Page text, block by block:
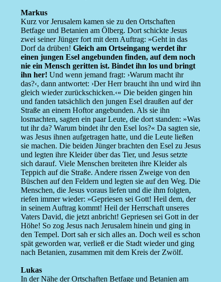
Markus
Kurz vor Jerusalem kamen sie zu den Ortschaften
Betfage und Betanien am Ölberg. Dort schickte Jesus
zwei seiner Jünger fort mit dem Auftrag: »Geht in das
Dorf da drüben! Gleich am Ortseingang werdet ihr
einen jungen Esel angebunden finden, auf dem noch
nie ein Mensch geritten ist. Bindet ihn los und bringt
ihn her! Und wenn jemand fragt: ›Warum macht ihr
das?‹, dann antwortet: ›Der Herr braucht ihn und wird ihn
gleich wieder zurückschicken.‹« Die beiden gingen hin
und fanden tatsächlich den jungen Esel draußen auf der
Straße an einem Hoftor angebunden. Als sie ihn
losmachten, sagten ein paar Leute, die dort standen: »Was
tut ihr da? Warum bindet ihr den Esel los?« Da sagten sie,
was Jesus ihnen aufgetragen hatte, und die Leute ließen
sie machen. Die beiden Jünger brachten den Esel zu Jesus
und legten ihre Kleider über das Tier, und Jesus setzte
sich darauf. Viele Menschen breiteten ihre Kleider als
Teppich auf die Straße. Andere rissen Zweige von den
Büschen auf den Feldern und legten sie auf den Weg. Die
Menschen, die Jesus voraus liefen und die ihm folgten,
riefen immer wieder: »Gepriesen sei Gott! Heil dem, der
in seinem Auftrag kommt! Heil der Herrschaft unseres
Vaters David, die jetzt anbricht! Gepriesen sei Gott in der
Höhe! So zog Jesus nach Jerusalem hinein und ging in
den Tempel. Dort sah er sich alles an. Doch weil es schon
spät geworden war, verließ er die Stadt wieder und ging
nach Betanien, zusammen mit dem Kreis der Zwölf.
Lukas
In der Nähe der Ortschaften Betfage und Betanien am